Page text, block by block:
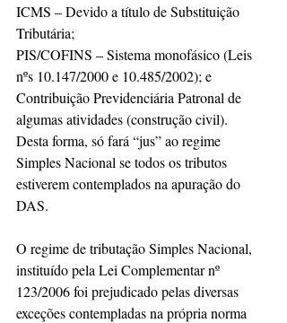
ICMS – Devido a título de Substituição
Tributária;
PIS/COFINS – Sistema monofásico (Leis
nºs 10.147/2000 e 10.485/2002); e
Contribuição Previdenciária Patronal de
algumas atividades (construção civil).
Desta forma, só fará “jus” ao regime
Simples Nacional se todos os tributos
estiverem contemplados na apuração do
DAS.
O regime de tributação Simples Nacional,
instituído pela Lei Complementar nº
123/2006 foi prejudicado pelas diversas
exceções contempladas na própria norma